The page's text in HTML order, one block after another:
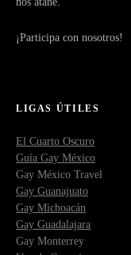
¡Participa con nosotros!
LIGAS ÚTILES
El Cuarto Oscuro
Guía Gay México
Gay México Travel
Gay Guanajuato
Gay Michoacán
Gay Guadalajara
Gay Monterrey